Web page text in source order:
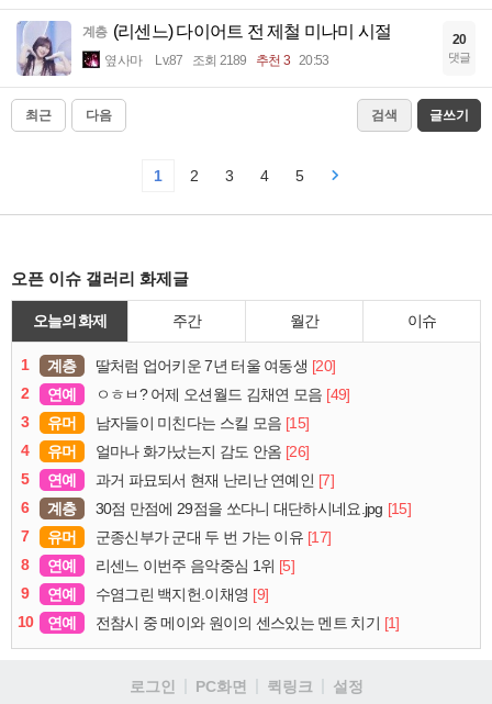
계층 (리센느) 다이어트 전 제철 미나미 시절
옆사마 Lv.87 조회 2189 추천 3 20:53
20
댓글
최근 다음 검색 글쓰기
1 2 3 4 5
오픈 이슈 갤러리 화제글
오늘의 화제 주간 월간 이슈
1 계층 딸처럼 업어키운 7년 터울 여동생 [20]
2
연예 ㅇㅎㅂ? 어제 오션월드 김채연 모음 [49]
3
유머 남자들이 미친다는 스킬 모음 [15]
4
유머 얼마나 화가났는지 감도 안옴 [26]
5
연예 과거 파묘되서 현재 난리난 연예인 [7]
6
계층 30점 만점에 29점을 쏘다니 대단하시네요.jpg [15]
7
유머 군종신부가 군대 두 번 가는 이유 [17]
8
연예 리센느 이번주 음악중심 1위 [5]
9
연예 수염그린 백지헌.이채영 [9]
10
연예 전참시 중 메이와 원이의 센스있는 멘트 치기 [1]
로그인 PC화면 퀵링크
설정